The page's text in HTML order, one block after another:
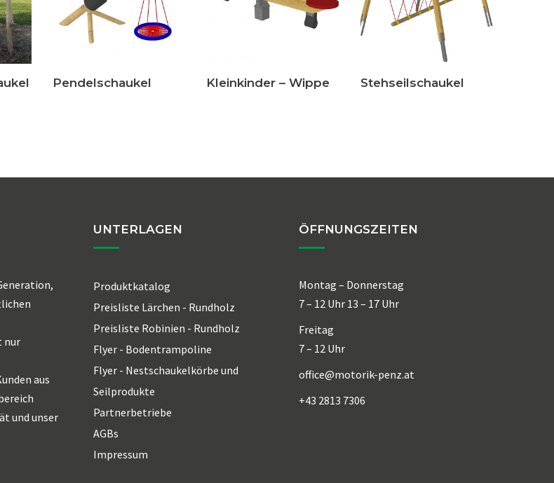
Pendelschaukel Kleinkinder – Wippe Stehseilschaukel
nur
aus
und unser
UNTERLAGEN
Produktkatalog
Preisliste Lärchen - Rundholz
Preisliste Robinien - Rundholz
Flyer - Bodentrampoline
Flyer - Nestschaukelkörbe und
Seilprodukte
Partnerbetriebe
AGBs
Impressum
ÖFFNUNGSZEITEN
Montag – Donnerstag
7 – 12 Uhr 13 – 17 Uhr
Freitag
7 – 12 Uhr
office@motorik-penz.at
+43 2813 7306